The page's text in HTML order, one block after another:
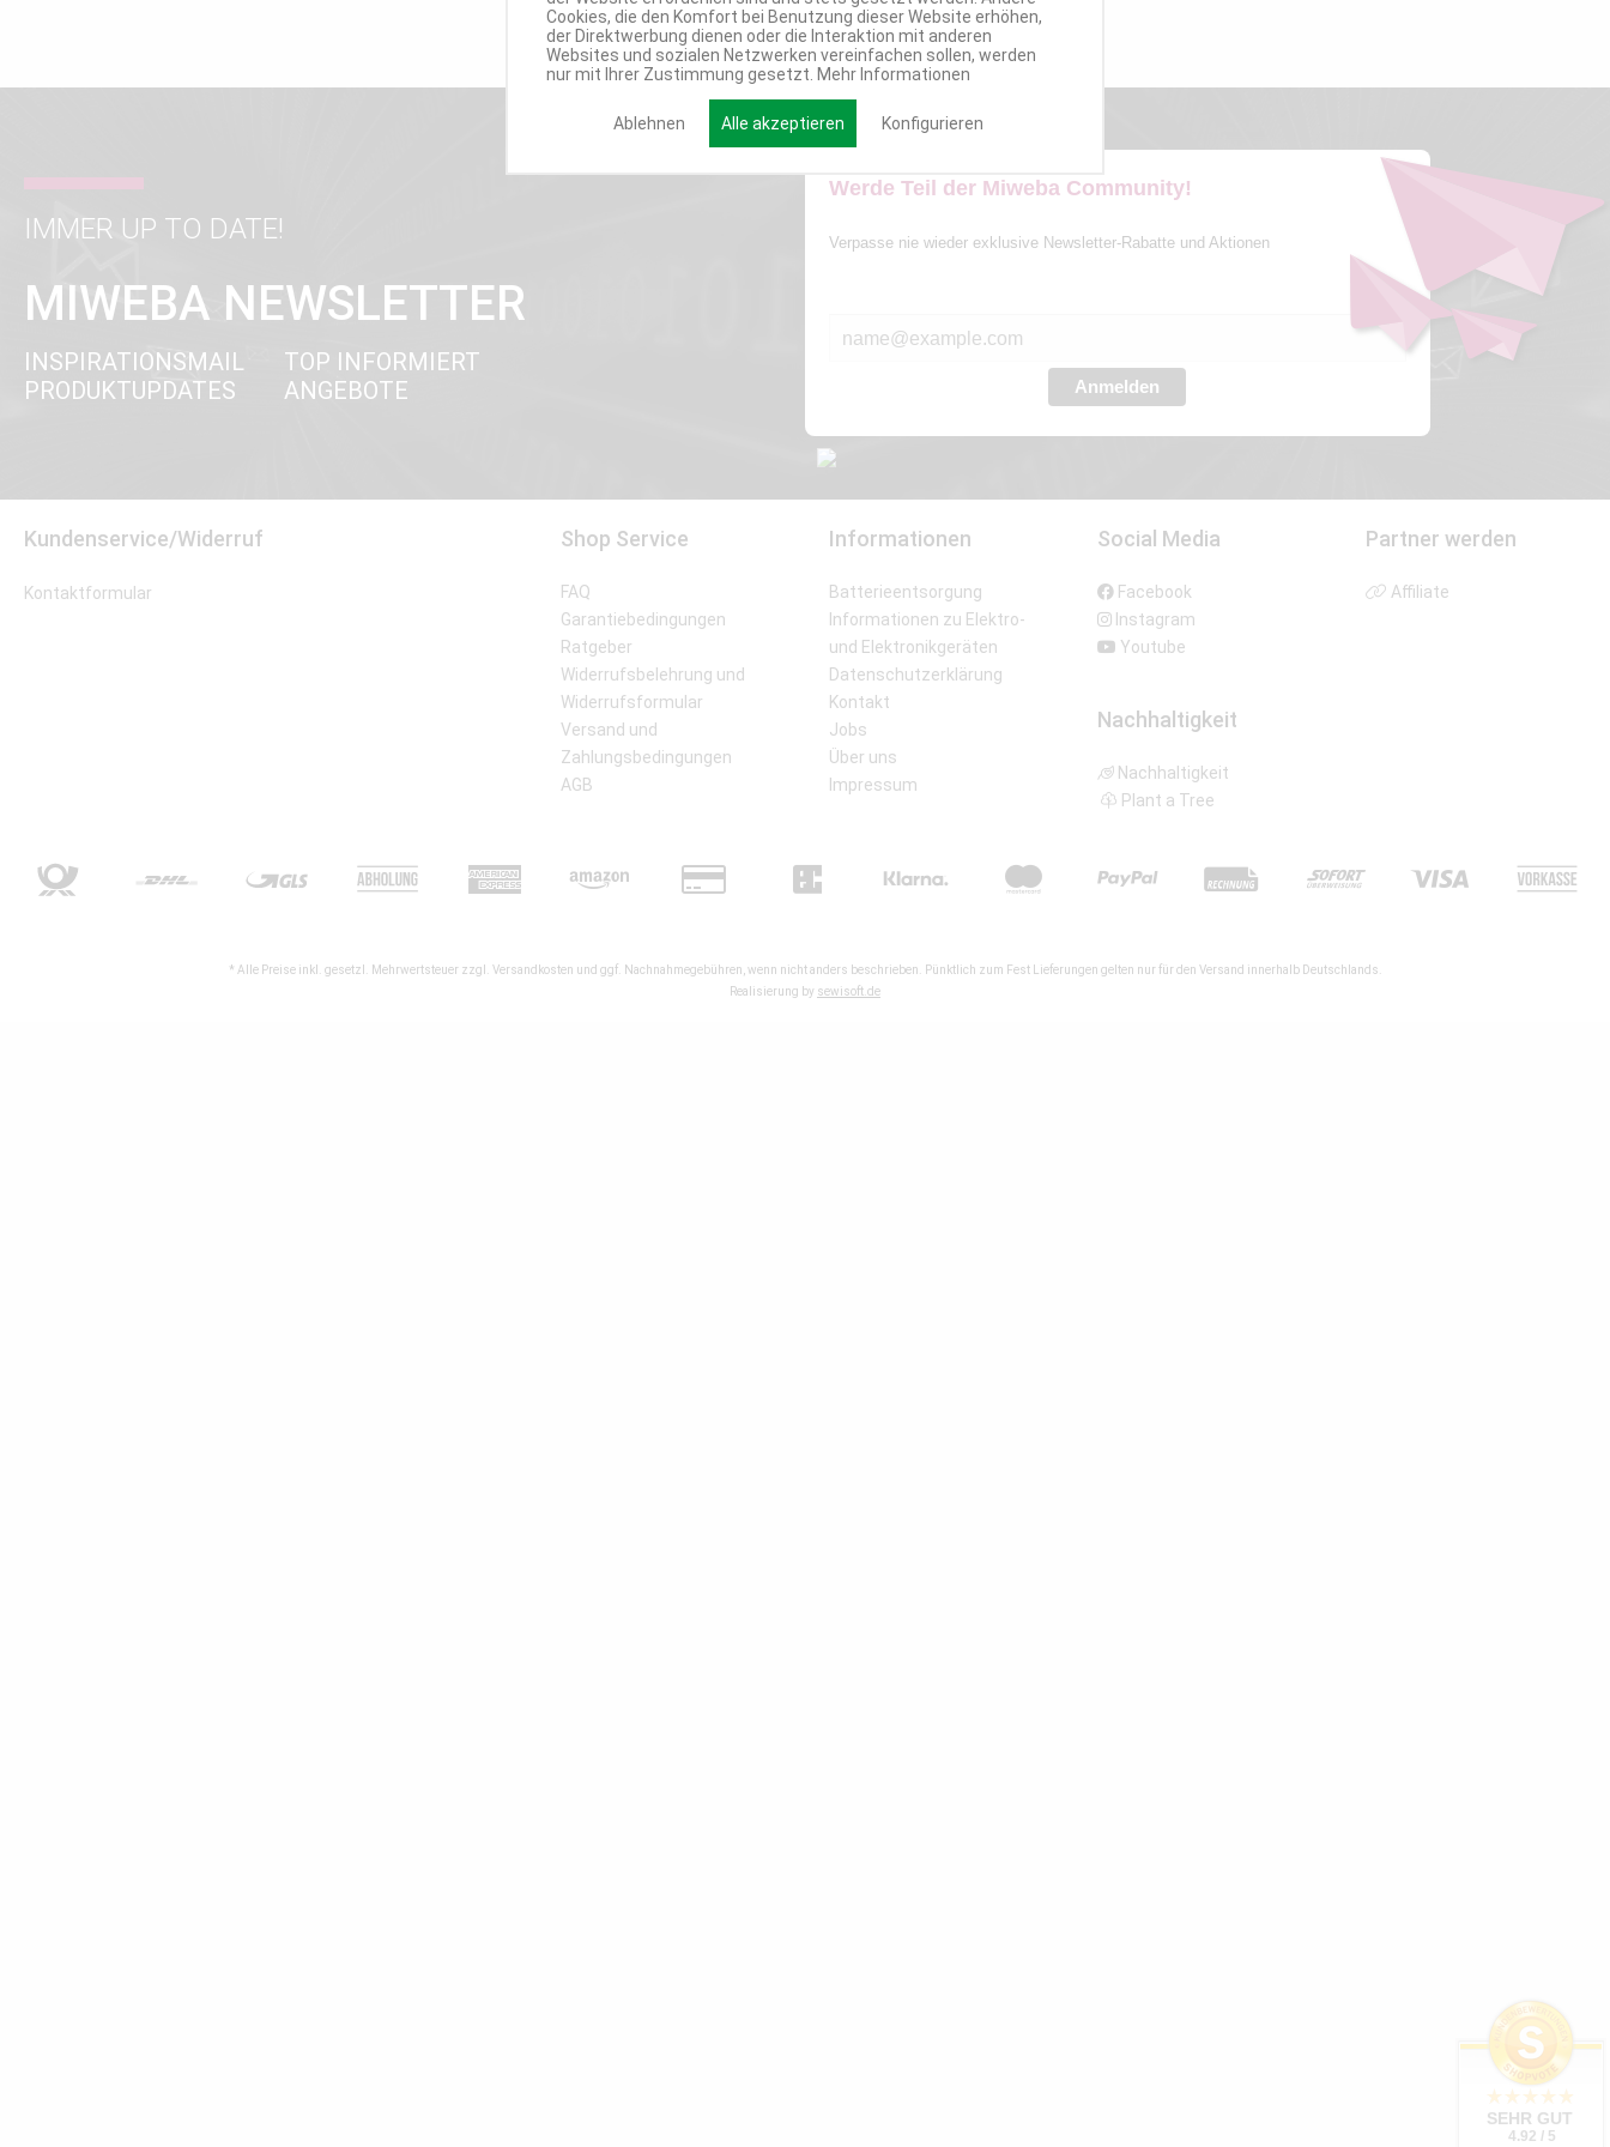
IMMER UP TO DATE!
MIWEBA NEWSLETTER
INSPIRATIONSMAIL
PRODUKTUPDATES
TOP INFORMIERT
ANGEBOTE
Werde Teil der Miweba Community!
Verpasse nie wieder exklusive Newsletter-Rabatte und Aktionen
Anmelden
Kundenservice/Widerruf
Kontaktformular
Shop Service
FAQ
Garantiebedingungen
Ratgeber
Widerrufsbelehrung und
Widerrufsformular
Versand und
Zahlungsbedingungen
AGB
Informationen
Batterieentsorgung
Informationen zu Elektro-
und Elektronikgeräten
Datenschutzerklärung
Kontakt
Jobs
Über uns
Impressum
Social Media
Facebook
Instagram
Youtube
Nachhaltigkeit
Nachhaltigkeit
Plant a Tree
Partner werden
Affiliate
* Alle Preise inkl. gesetzl. Mehrwertsteuer zzgl. Versandkosten und ggf. Nachnahmegebühren, wenn nicht anders beschrieben. Pünktlich zum Fest Lieferungen gelten nur für den Versand innerhalb Deutschlands.
Realisierung by sewisoft.de
Cookies, die den Komfort bei Benutzung dieser Website erhöhen,
der Direktwerbung dienen oder die Interaktion mit anderen
Websites und sozialen Netzwerken vereinfachen sollen, werden
nur mit Ihrer Zustimmung gesetzt. Mehr Informationen
Ablehnen Alle akzeptieren Konfigurieren
SEHR GUT
4.92 / 5